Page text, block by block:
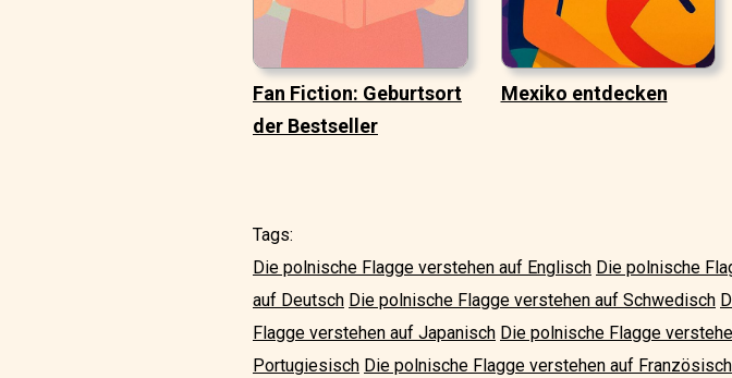
Fan Fiction: Geburtsort
der Bestseller
Mexiko entdecken
Tags:
Die polnische Flagge verstehen auf Englisch Die polnische
auf Deutsch Die polnische Flagge verstehen auf Schwedisch
Flagge verstehen auf Japanisch Die polnische Flagge
Portugiesisch Die polnische Flagge verstehen auf Französisch